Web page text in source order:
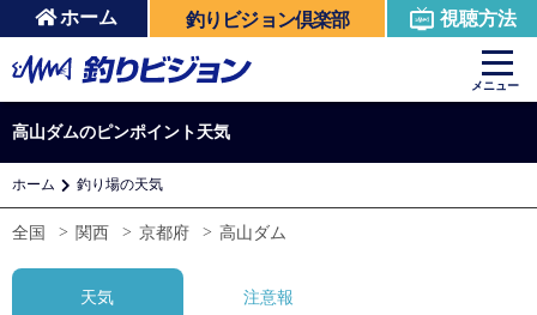
ホーム 釣りビジョン倶楽部 視聴方法
メニュー
高山ダムのピンポイント天気
ホーム 釣り場の天気
全国 関西 京都府 高山ダム
天気 注意報